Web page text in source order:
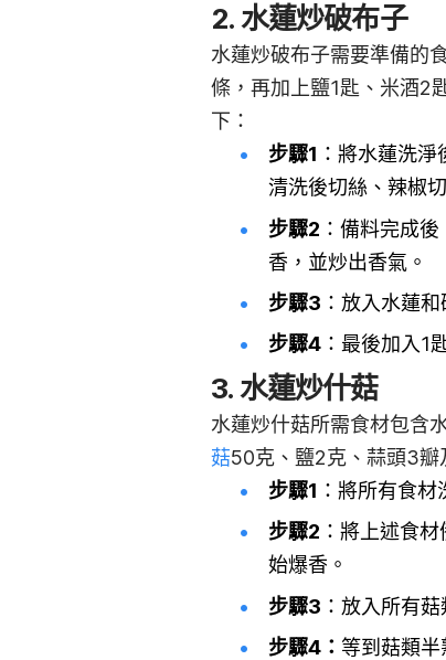
2. 水蓮炒破布子
水蓮炒破布子需要準備的
條，再加上鹽1匙、米酒2
下：
步驟1 ：將水蓮洗
清洗後切絲、辣椒
步驟2 ：備料完成
香，並炒出香氣。
步驟3 ：放入水蓮
步驟4 ：最後加入1
3. 水蓮炒什菇
水蓮炒什菇所需食材包含
菇50克、鹽2克、蒜頭3瓣
步驟1 ：將所有食
步驟2 ：將上述食
始爆香。
步驟3 ：放入所有
步驟4： 等到菇類